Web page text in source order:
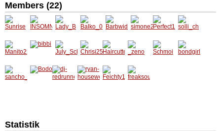
Members (22)
Sunrise
INSOM
NIA
Lady_B
Balko_
03
Barbwi
der18
simone
2905
Perfect
1
solli_ch
Manito2
2
bibbi
July_S
checke
Chrisi2
504
Haircut
ter
_zeno
Statistik